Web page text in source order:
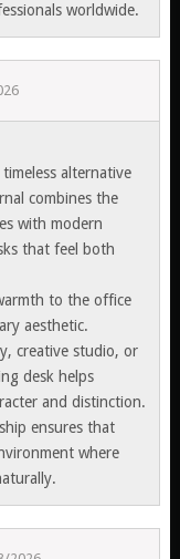
worldwide.
alternative
combines the
with modern
that feel both
to the office
aesthetic.
creative studio, or
desk helps
and distinction.
ensures that
where